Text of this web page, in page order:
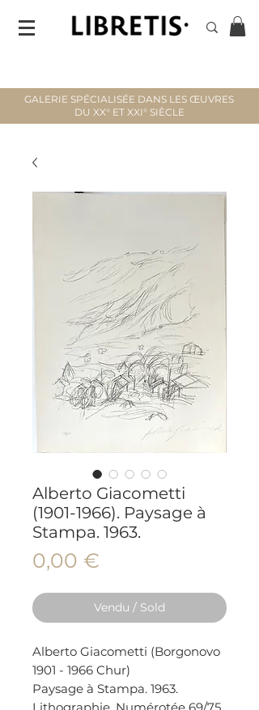
GALERIE SPÉCIALISÉE DANS LES ŒUVRES
DU XX° ET XXI° SIÈCLE
Alberto Giacometti
(1901-1966). Paysage à
Stampa. 1963.
0,00 €
Vendu / Sold
Alberto Giacometti (Borgonovo
1901 - 1966 Chur)
Paysage à Stampa. 1963.